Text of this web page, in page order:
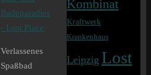
Verlassenes
Spaßbad
Kombinat
Kraftwerk
Krankenhaus
Leipzig Lost